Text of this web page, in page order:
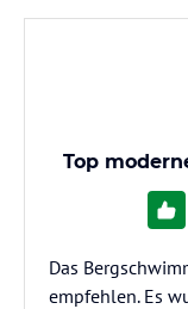
Top
Das
empfehlen. Es